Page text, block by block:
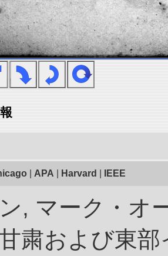
APA Harvard IEEE
, マーク・オ
粛および東